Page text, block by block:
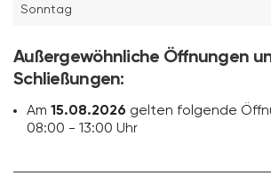
Sonntag
Außergewöhnliche Öffnungen
Schließungen:
Am 15.08.2026 gelten folgende
08:00 - 13:00 Uhr